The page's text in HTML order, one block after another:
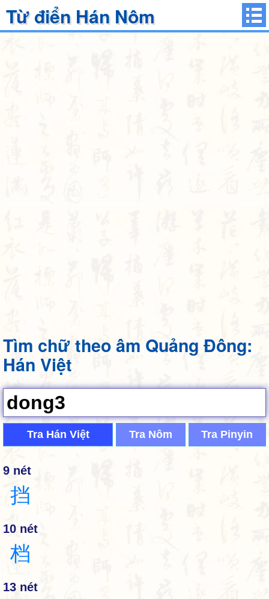
Từ điển Hán Nôm
Tìm chữ theo âm Quảng Đông:
Hán Việt
Tra Hán Việt Tra Nôm Tra Pinyin
9 nét
挡
10 nét
档
13 nét